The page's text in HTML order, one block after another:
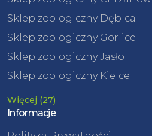
Sklep zoologiczny Dębica
Sklep zoologiczny Gorlice
Sklep zoologiczny Jasło
Sklep zoologiczny Kielce
Więcej (27)
Informacje